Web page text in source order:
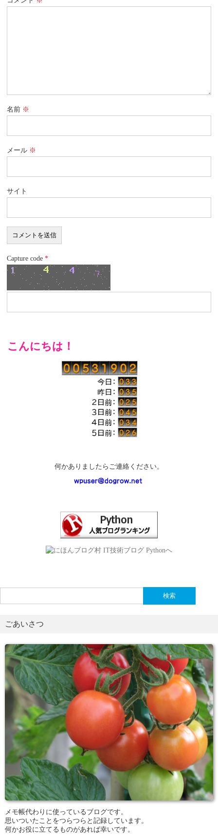
名前 ※
メール ※
サイト
Capture code *
こんにちは！
何かありましたらご連絡ください。
索:
ごあいさつ
メモ帳代わりに使っているブログです。
思いついたことをつらつらと記録しています。
何かお役に立てるものがあれば幸いです。